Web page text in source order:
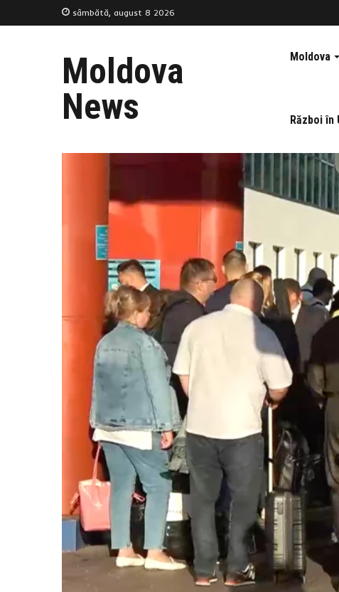
sâmbătă, august 8 2026
Moldova
News
Moldova
Război în